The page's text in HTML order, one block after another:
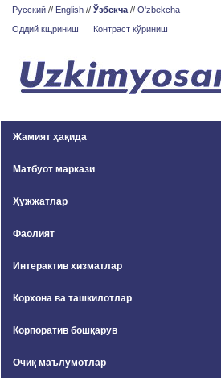
Русский // English // Ўзбекча // O'zbekcha
Оддий кщриниш
Контраст кўриниш
Жамият ҳақида
Матбуот маркази
Ҳужжатлар
Фаолият
Интерактив хизматлар
Корхона ва ташкилотлар
Корпоратив бошқарув
Очиқ маълумотлар